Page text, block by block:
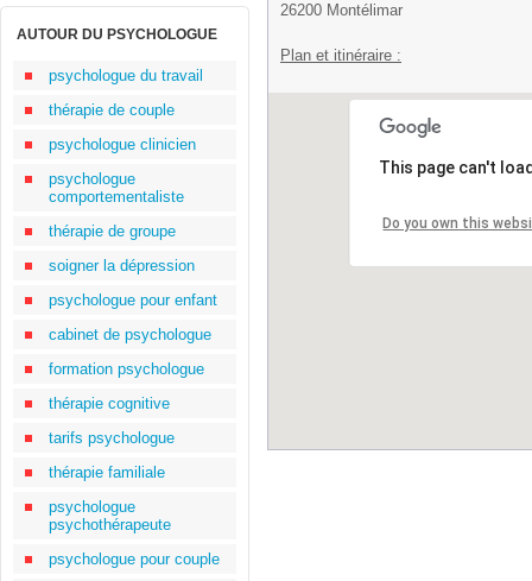
AUTOUR DU PSYCHOLOGUE
psychologue du travail
thérapie de couple
psychologue clinicien
psychologue
comportementaliste
thérapie de groupe
soigner la dépression
psychologue pour enfant
cabinet de psychologue
formation psychologue
thérapie cognitive
tarifs psychologue
thérapie familiale
psychologue
psychothérapeute
psychologue pour couple
26200 Montélimar
Plan et itinéraire :
This page can't
Do you own this